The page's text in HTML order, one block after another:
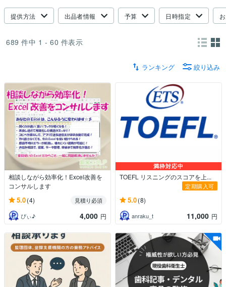
提供方法 出品者情報 予算 日時指定
689 件中 1 - 60 件表示
ランキング 絞り込み
相談しながら効率化！Excel改善を
コンサルします
5.0(4)
見積り必須
ぴぃ♪
4,000 円
満枠対応中
TOEFL リスニングのスコアを上...
定期購入可
5.0(8)
anraku_t 11,000 円